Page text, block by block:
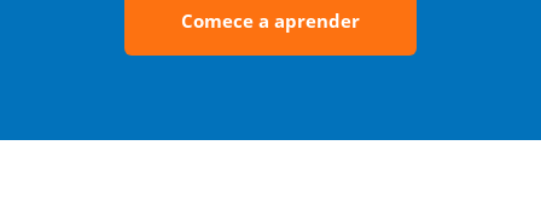
Comece a aprender